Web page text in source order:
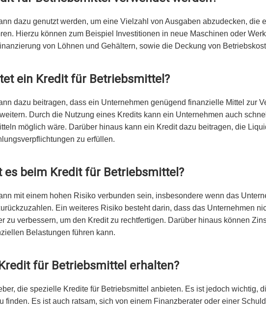
dazu genutzt werden, um eine Vielzahl von Ausgaben abzudecken, die
Hierzu können zum Beispiel Investitionen in neue Maschinen oder
von Löhnen und Gehältern, sowie die Deckung von
ein Kredit für Betriebsmittel?
dazu beitragen, dass ein Unternehmen genügend finanzielle Mittel zur
Durch die Nutzung eines Kredits kann ein Unternehmen auch
möglich wäre. Darüber hinaus kann ein Kredit dazu beitragen, die
zu erfüllen.
es beim Kredit für Betriebsmittel?
mit einem hohen Risiko verbunden sein, insbesondere wenn das
Ein weiteres Risiko besteht darin, dass das Unternehmen
zu verbessern, um den Kredit zu rechtfertigen. Darüber hinaus können
Belastungen führen kann.
für Betriebsmittel erhalten?
die spezielle Kredite für Betriebsmittel anbieten. Es ist jedoch wichtig,
finden. Es ist auch ratsam, sich von einem Finanzberater oder einer